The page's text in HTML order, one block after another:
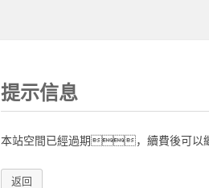
提示信息
本站空間已經過期，續費後可
返回